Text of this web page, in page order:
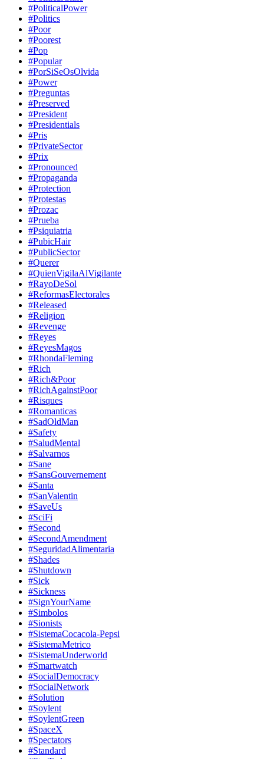
#PoliticalPower
#Politics
#Poor
#Poorest
#Pop
#Popular
#PorSiSeOsOlvida
#Power
#Preguntas
#Preserved
#President
#Presidentials
#Pris
#PrivateSector
#Prix
#Pronounced
#Propaganda
#Protection
#Protestas
#Prozac
#Prueba
#Psiquiatria
#PubicHair
#PublicSector
#Querer
#QuienVigilaAlVigilante
#RayoDeSol
#ReformasElectorales
#Released
#Religion
#Revenge
#Reyes
#ReyesMagos
#RhondaFleming
#Rich
#Rich&Poor
#RichAgainstPoor
#Risques
#Romanticas
#SadOldMan
#Safety
#SaludMental
#Salvarnos
#Sane
#SansGouvernement
#Santa
#SanValentin
#SaveUs
#SciFi
#Second
#SecondAmendment
#SeguridadAlimentaria
#Shades
#Shutdown
#Sick
#Sickness
#SignYourName
#Simbolos
#Sionists
#SistemaCocacola-Pepsi
#SistemaMetrico
#SistemaUnderworld
#Smartwatch
#SocialDemocracy
#SocialNetwork
#Solution
#Soylent
#SoylentGreen
#SpaceX
#Spectators
#Standard